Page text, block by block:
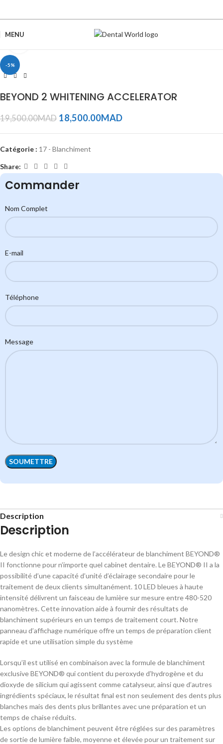
MENU
-5%
BEYOND 2 WHITENING ACCELERATOR
19,500.00MAD 18,500.00MAD
Catégorie : 17 - Blanchiment
Share:
Commander
Nom Complet
E-mail
Téléphone
Message
Description
Description
Le design chic et moderne de l’accélérateur de blanchiment BEYOND®
II fonctionne pour n’importe quel cabinet dentaire. Le BEYOND® II a la
possibilité d’une capacité d’unité d’éclairage secondaire pour le
traitement de deux clients simultanément. 10 LED bleues à haute
intensité délivrent un faisceau de lumière sur mesure entre 480-520
nanomètres. Cette innovation aide à fournir des résultats de
blanchiment supérieurs en un temps de traitement court. Notre
panneau d’affichage numérique offre un temps de préparation client
rapide et une utilisation simple du système
Lorsqu’il est utilisé en combinaison avec la formule de blanchiment
exclusive BEYOND® qui contient du peroxyde d’hydrogène et du
dioxyde de silicium qui agissent comme catalyseur, ainsi que d’autres
ingrédients spéciaux, le résultat final est non seulement des dents plus
blanches mais des dents plus brillantes avec une préparation et un
temps de chaise réduits.
Les options de blanchiment peuvent être réglées sur des paramètres
de sortie de lumière faible, moyenne et élevée pour un traitement sur